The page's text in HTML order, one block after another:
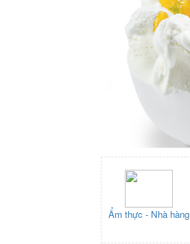
Ẩm thực - Nhà hàng